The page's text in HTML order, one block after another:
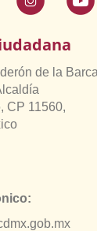
de la
CP 11560,